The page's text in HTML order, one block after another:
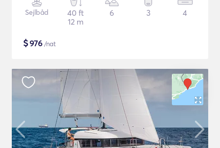
Sejlbåd
40 ft
12 m
6 3 4
$976 /nat